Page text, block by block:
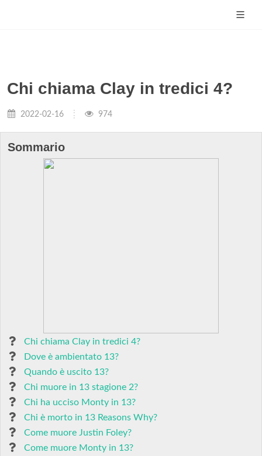
Chi chiama Clay in tredici 4?
2022-02-16 974
Sommario
Chi chiama Clay in tredici 4?
Dove è ambientato 13?
Quando è uscito 13?
Chi muore in 13 stagione 2?
Chi ha ucciso Monty in 13?
Chi è morto in 13 Reasons Why?
Come muore Justin Foley?
Come muore Monty in 13?